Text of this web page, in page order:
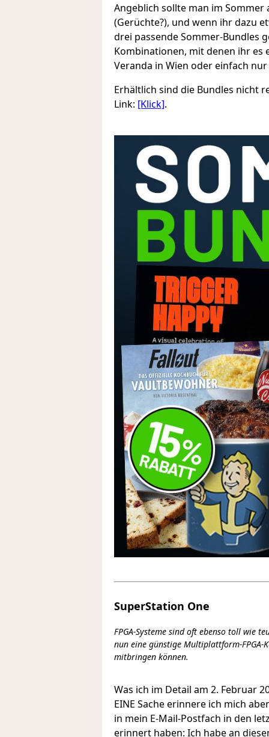
Angeblich sollte man im Sommer
(Gerüchte?), und wenn ihr dazu
drei passende Sommer-Bundles
Kombinationen, mit denen ihr es
Veranda in Wien oder einfach
Erhältlich sind die Bundles nicht
Link: [Klick].
SuperStation One
FPGA-Systeme sind oft ebenso toll wie
nun eine günstige Multiplattform-FPGA-
mitbringen können.
Was ich im Detail am 2. Februar
EINE Sache erinnere ich mich
in mein E-Mail-Postfach in den
erinnert haben: Ich habe an